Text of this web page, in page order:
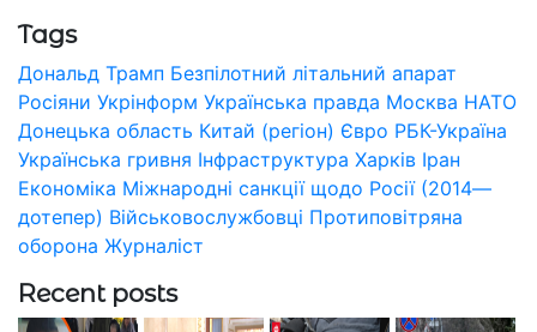
Tags
Дональд Трамп Безпілотний літальний апарат
Росіяни Укрінформ Українська правда Москва НАТО
Донецька область Китай (регіон) Євро РБК-Україна
Українська гривня Інфраструктура Харків Іран
Економіка Міжнародні санкції щодо Росії (2014—
дотепер) Військовослужбовці Протиповітряна
оборона Журналіст
Recent posts